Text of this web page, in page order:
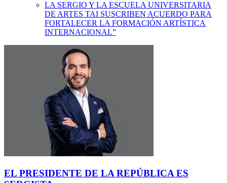
LA SERGIO Y LA ESCUELA UNIVERSITARIA
DE ARTES TAI SUSCRIBEN ACUERDO PARA
FORTALECER LA FORMACIÓN ARTÍSTICA
INTERNACIONAL”
EL PRESIDENTE DE LA REPÚBLICA ES